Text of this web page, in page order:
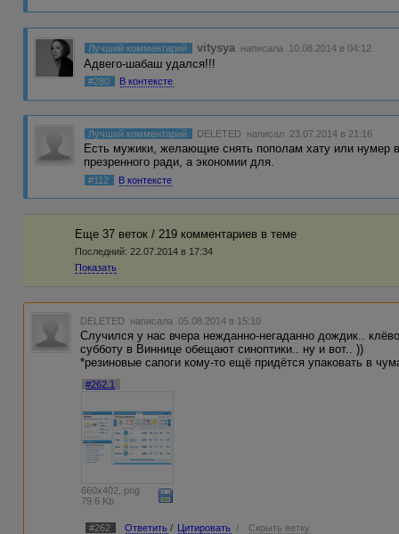
Лучший комментарий vitysya написала 10.08.2014 в 04:12
Адвего-шабаш удался!!!
#280 В контексте
Лучший комментарий DELETED написал 23.07.2014 в 21:16
Есть мужики, желающие снять пополам хату или нумер
презренного ради, а экономии для.
#112 В контексте
Еще 37 веток / 219 комментариев в темe
Последний: 22.07.2014 в 17:34
Показать
DELETED написала 05.08.2014 в 15:10
Случился у нас вчера нежданно-негаданно дождик..
субботу в Виннице обещают синоптики.. ну и вот.. ))
*резиновые сапоги кому-то ещё придётся упаковать в
#262.1
660x402, png
79.6 Kb
#262 Ответить / Цитировать / Скрыть ветку